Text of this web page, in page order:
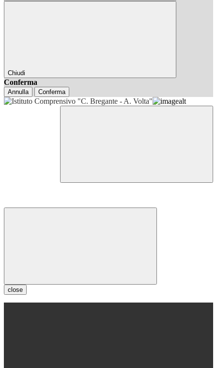
Chiudi
Conferma
Annulla Conferma
close